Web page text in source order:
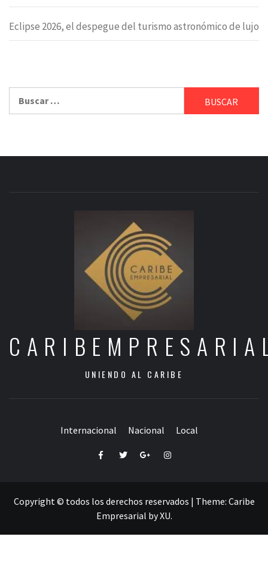
Eclipse 2026, el despegue del turismo astronómico de lujo
UNIENDO AL CARIBE
Internacional Nacional Local
FacebookTwitterGoogle+Instagram
Copyright © todos los derechos reservados | Theme: Caribe
Empresarial byXU.